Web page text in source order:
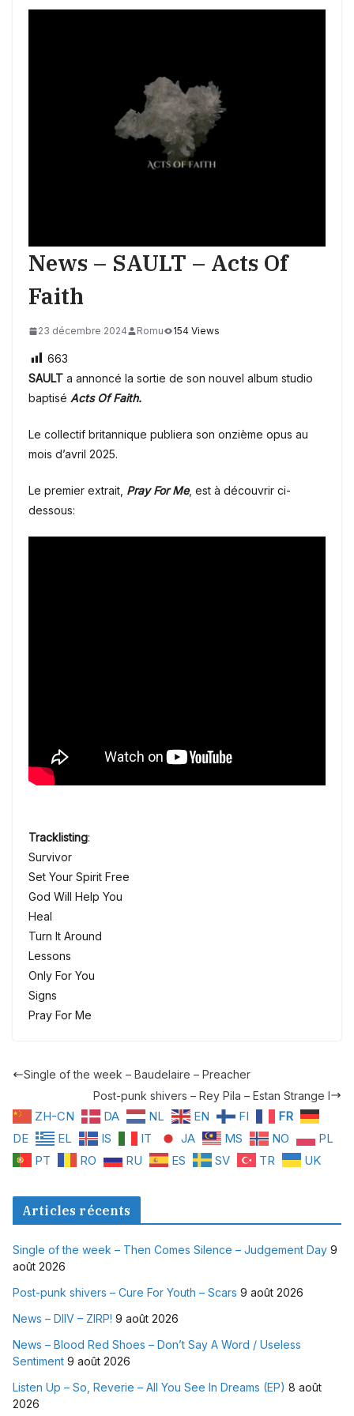
News – SAULT – Acts Of
Faith
23 décembre 2024 Romu 154 Views
663
SAULT a annoncé la sortie de son nouvel album studio
baptisé Acts Of Faith.
Le collectif britannique publiera son onzième opus au
mois d’avril 2025.
Le premier extrait, Pray For Me, est à découvrir ci-
dessous:
Tracklisting:
Survivor
Set Your Spirit Free
God Will Help You
Heal
Turn It Around
Lessons
Only For You
Signs
Pray For Me
Single of the week – Baudelaire – Preacher
Post-punk shivers – Rey Pila – Estan Strange I
ZH-CN DA NL EN FI
FR
DE
EL IS IT JA MS NO
PL
PT
RO RU ES SV TR UK
Articles récents
Single of the week – Then Comes Silence – Judgement Day 9
août 2026
Post-punk shivers – Cure For Youth – Scars 9 août 2026
News – DIIV – ZIRP! 9 août 2026
News – Blood Red Shoes – Don’t Say A Word / Useless
Sentiment 9 août 2026
Listen Up – So, Reverie – All You See In Dreams (EP) 8 août
2026